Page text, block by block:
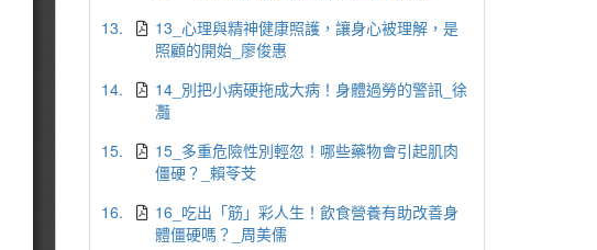
13.
13_心理與精神健康照護，讓身心被理解，是
照顧的開始_廖俊惠
14.
14_別把小病硬拖成大病！身體過勞的警訊_徐
灩
15.
15_多重危險性別輕忽！哪些藥物會引起肌肉
僵硬？_賴苓芠
16.
16_吃出「筋」彩人生！飲食營養有助改善身
體僵硬嗎？_周美儒